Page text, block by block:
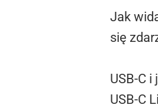
Jak
się
USB-C
USB-C